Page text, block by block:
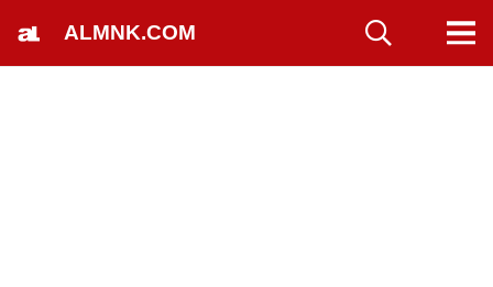
ALMNK.COM